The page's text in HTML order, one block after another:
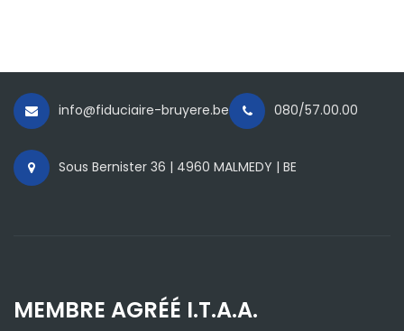
info@fiduciaire-bruyere.be 080/57.00.00
Sous Bernister 36 | 4960 MALMEDY | BE
MEMBRE AGRÉÉ I.T.A.A.